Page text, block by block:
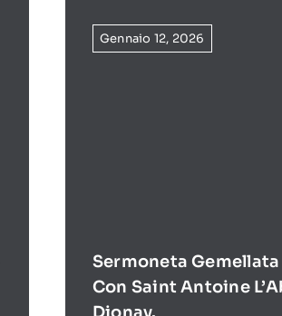
Gennaio 12, 2026
Sermoneta
Con Saint Antoine
Dionay.